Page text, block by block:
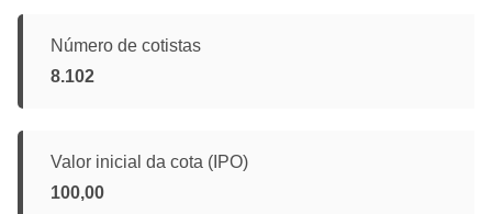
Número de cotistas
8.102
Valor inicial da cota (IPO)
100,00